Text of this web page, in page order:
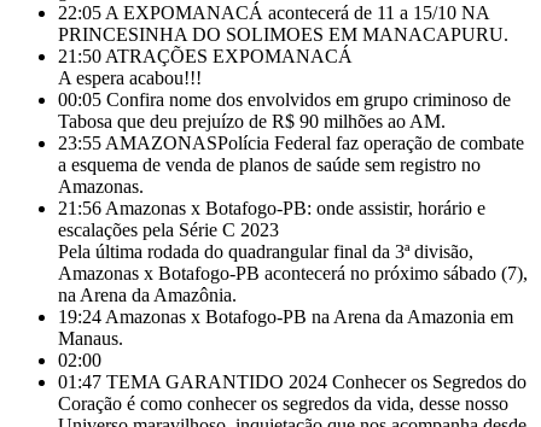
22:05 A EXPOMANACÁ acontecerá de 11 a 15/10 NA
PRINCESINHA DO SOLIMOES EM MANACAPURU.
21:50 ATRAÇÕES EXPOMANACÁ
A espera acabou!!!
00:05 Confira nome dos envolvidos em grupo criminoso de
Tabosa que deu prejuízo de R$ 90 milhões ao AM.
23:55 AMAZONASPolícia Federal faz operação de combate
a esquema de venda de planos de saúde sem registro no
Amazonas.
21:56 Amazonas x Botafogo-PB: onde assistir, horário e
escalações pela Série C 2023
Pela última rodada do quadrangular final da 3ª divisão,
Amazonas x Botafogo-PB acontecerá no próximo sábado (7),
na Arena da Amazônia.
19:24 Amazonas x Botafogo-PB na Arena da Amazonia em
Manaus.
02:00
01:47 TEMA GARANTIDO 2024 Conhecer os Segredos do
Coração é como conhecer os segredos da vida, desse nosso